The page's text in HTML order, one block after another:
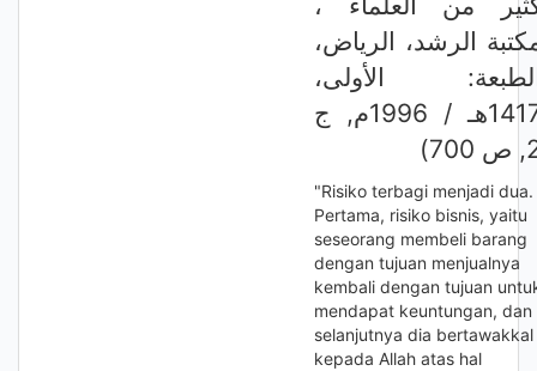
الرشد، الرياض،
الأولى،
1417هـ / 1996م, ج
"Risiko terbagi menjadi dua.
Pertama, risiko bisnis, yaitu
seseorang membeli barang
dengan tujuan menjualnya
kembali dengan tujuan
mendapat keuntungan, dan
selanjutnya dia bertawakkal
kepada Allah atas hal